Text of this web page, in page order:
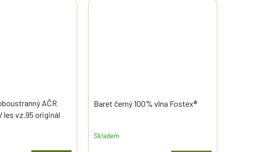
AČR
les vz.95 originál
Baret černý 100% vlna Fostex®
Skladem